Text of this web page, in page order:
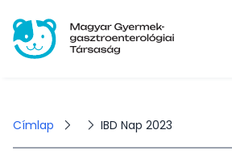
tartalomra
menu
Morzsa
Címlap IBD Nap 2023